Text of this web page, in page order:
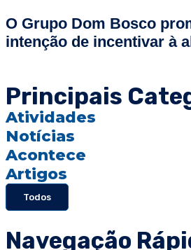
O Grupo Dom Bosco
intenção de incentivar à
Principais
Atividades
Notícias
Acontece
Artigos
Todos
Navegação